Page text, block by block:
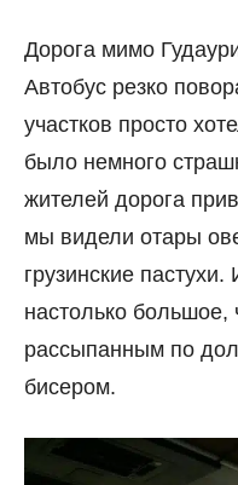
Дорога мимо
Автобус резко
участков просто
было немного
жителей дорога
мы видели отары
грузинские
настолько большое,
рассыпанным по
бисером.